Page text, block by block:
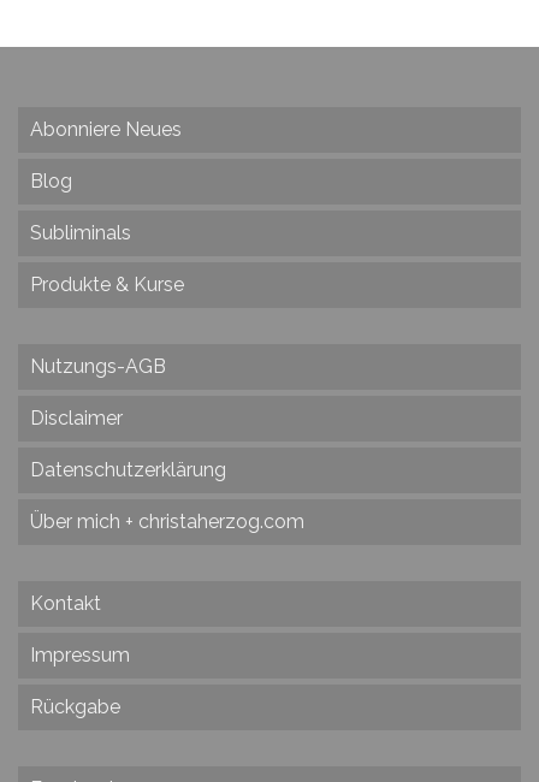
Abonniere Neues
Blog
Subliminals
Produkte & Kurse
Nutzungs-AGB
Disclaimer
Datenschutzerklärung
Über mich + christaherzog.com
Kontakt
Impressum
Rückgabe